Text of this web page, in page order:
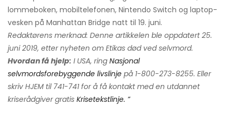
lommeboken, mobiltelefonen, Nintendo Switch og laptop-
vesken på Manhattan Bridge natt til 19. juni.
Redaktørens merknad: Denne artikkelen ble oppdatert 25.
juni 2019, etter nyheten om Etikas død ved selvmord.
Hvordan få hjelp: I USA, ring Nasjonal
selvmordsforebyggende livslinje på 1-800-273-8255. Eller
skriv HJEM til 741-741 for å få kontakt med en utdannet
kriserådgiver gratis Krisetekstlinje. ”